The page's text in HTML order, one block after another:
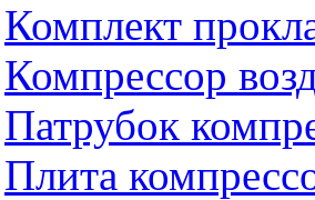
Комплект
Компрессор
Патрубок
Плита